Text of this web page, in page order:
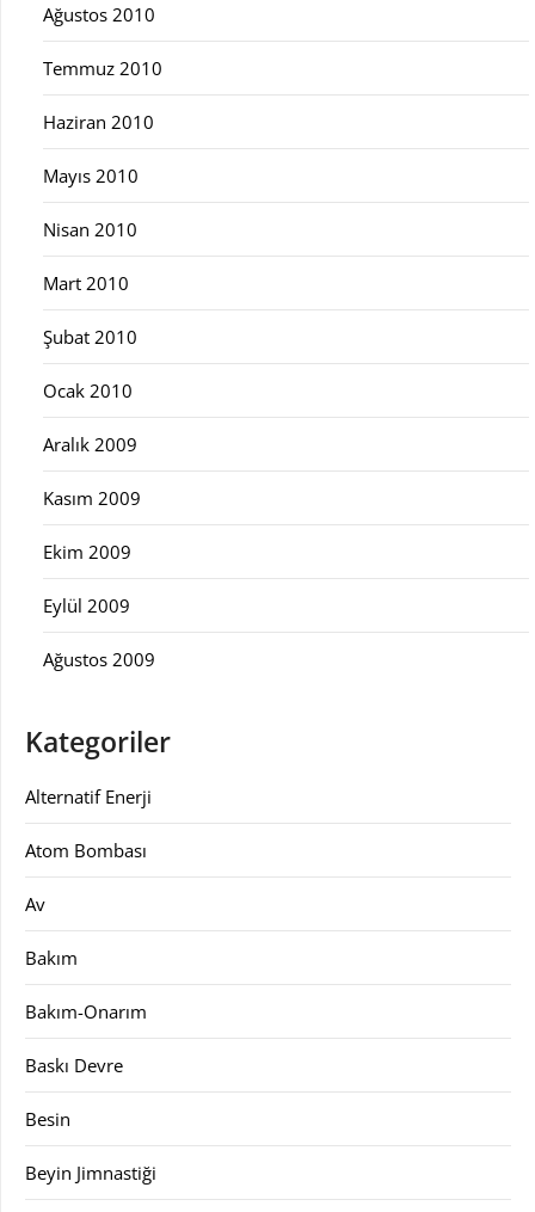
Ağustos 2010
Temmuz 2010
Haziran 2010
Mayıs 2010
Nisan 2010
Mart 2010
Şubat 2010
Ocak 2010
Aralık 2009
Kasım 2009
Ekim 2009
Eylül 2009
Ağustos 2009
Kategoriler
Alternatif Enerji
Atom Bombası
Av
Bakım
Bakım-Onarım
Baskı Devre
Besin
Beyin Jimnastiği